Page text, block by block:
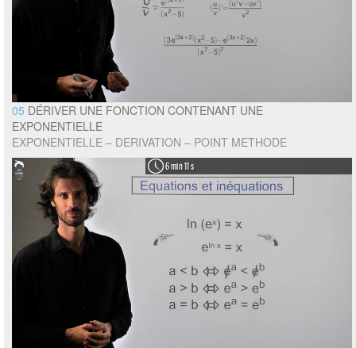
05 DÉRIVER UNE FONCTION CONTENANT UNE
EXPONENTIELLE
EXPONENTIELLE – DERIVATION – POINT METHODE
6 min 11 s